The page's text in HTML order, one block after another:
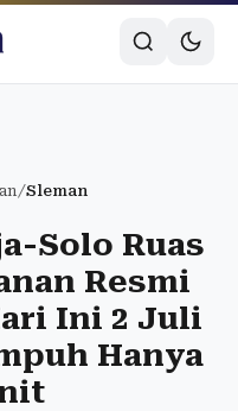
/Sleman
Solo Ruas
Resmi
Ini 2 Juli
Hanya